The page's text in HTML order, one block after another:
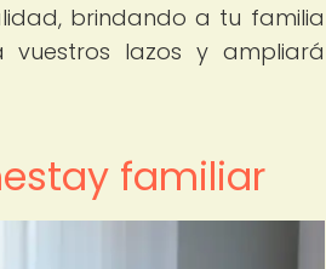
brindando a tu familia
vuestros lazos y ampliará
familiar